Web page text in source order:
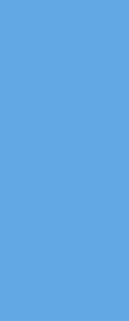
الممارسة الكروية بجهة
متخصص في التراث
الكوريغرافية بالداخلة
الفلاحة المغربية
المؤسسات الإنتاجية